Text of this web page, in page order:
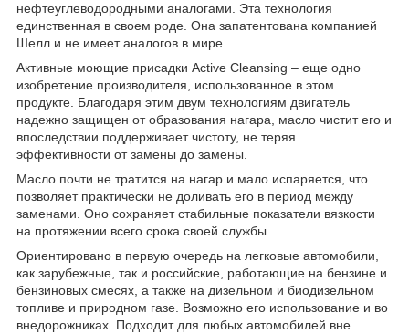
нефтеуглеводородными аналогами. Эта технология
единственная в своем роде. Она запатентована компанией
Шелл и не имеет аналогов в мире.
Активные моющие присадки Active Cleansing – еще одно
изобретение производителя, использованное в этом
продукте. Благодаря этим двум технологиям двигатель
надежно защищен от образования нагара, масло чистит его и
впоследствии поддерживает чистоту, не теряя
эффективности от замены до замены.
Масло почти не тратится на нагар и мало испаряется, что
позволяет практически не доливать его в период между
заменами. Оно сохраняет стабильные показатели вязкости
на протяжении всего срока своей службы.
Ориентировано в первую очередь на легковые автомобили,
как зарубежные, так и российские, работающие на бензине и
бензиновых смесях, а также на дизельном и биодизельном
топливе и природном газе. Возможно его использование и во
внедорожниках. Подходит для любых автомобилей вне